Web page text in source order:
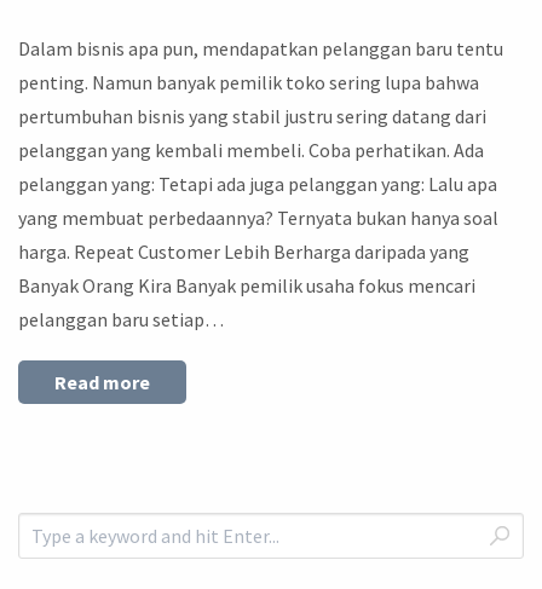
Dalam bisnis apa pun, mendapatkan pelanggan baru tentu
penting. Namun banyak pemilik toko sering lupa bahwa
pertumbuhan bisnis yang stabil justru sering datang dari
pelanggan yang kembali membeli. Coba perhatikan. Ada
pelanggan yang: Tetapi ada juga pelanggan yang: Lalu apa
yang membuat perbedaannya? Ternyata bukan hanya soal
harga. Repeat Customer Lebih Berharga daripada yang
Banyak Orang Kira Banyak pemilik usaha fokus mencari
pelanggan baru setiap…
Read more